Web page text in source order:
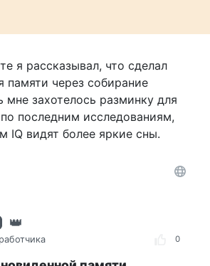
я рассказывал, что сделал
памяти через собирание
мне захотелось разминку для
последним исследованиям,
IQ видят более яркие сны.
0